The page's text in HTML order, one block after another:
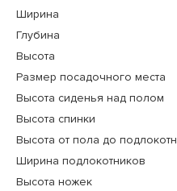
Ширина
Глубина
Высота
Размер посадочного места
Высота сиденья над полом
Высота спинки
Высота от пола до
Ширина подлокотников
Высота ножек